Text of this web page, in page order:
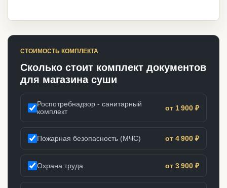
СТОИМОСТЬ КОМПЛЕКТА
Сколько стоит комплект документов
для магазина суши
Роспотребнадзор - санитарный
комплект
от 1 900 ₽
Пожарная безопасность (МЧС) от 4 900 ₽
Охрана труда от 3 900 ₽